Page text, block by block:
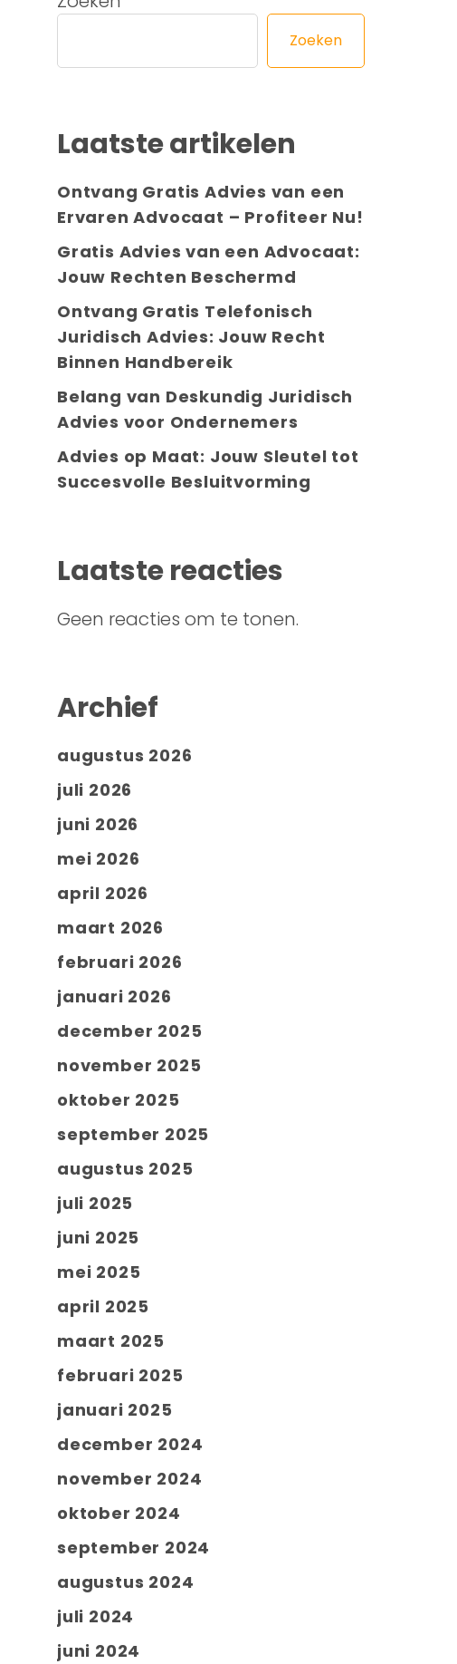
Zoeken
Laatste artikelen
Ontvang Gratis Advies van een
Ervaren Advocaat – Profiteer Nu!
Gratis Advies van een Advocaat:
Jouw Rechten Beschermd
Ontvang Gratis Telefonisch
Juridisch Advies: Jouw Recht
Binnen Handbereik
Belang van Deskundig Juridisch
Advies voor Ondernemers
Advies op Maat: Jouw Sleutel tot
Succesvolle Besluitvorming
Laatste reacties
Geen reacties om te tonen.
Archief
augustus 2026
juli 2026
juni 2026
mei 2026
april 2026
maart 2026
februari 2026
januari 2026
december 2025
november 2025
oktober 2025
september 2025
augustus 2025
juli 2025
juni 2025
mei 2025
april 2025
maart 2025
februari 2025
januari 2025
december 2024
november 2024
oktober 2024
september 2024
augustus 2024
juli 2024
juni 2024